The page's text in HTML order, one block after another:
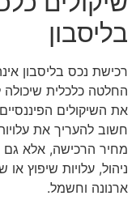
בליסבון
רכישת נכס בליסבון
החלטה כלכלית שיכולה
את השיקולים
חשוב להעריך את
מחיר הרכישה, אלא גם
ניהול, עלויות שיפוץ
ארנונה וחשמל.